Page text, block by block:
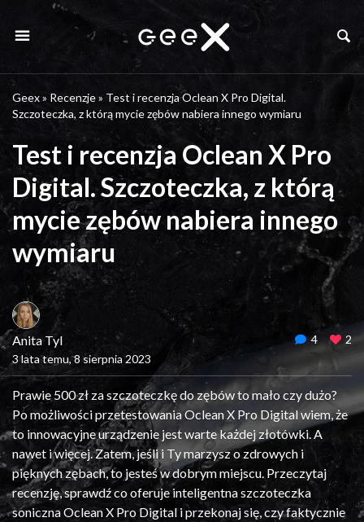
Geex» Recenzje» Test i recenzja Oclean X Pro Digital.
Szczoteczka, z którą mycie zębów nabiera innego wymiaru
Test i recenzja Oclean X Pro
Digital. Szczoteczka, z którą
mycie zębów nabiera innego
wymiaru
Anita Tyl
3 lata temu, 8 sierpnia 2023
4 2
Prawie 500 zł za szczoteczkę do zębów to mało czy dużo?
Po możliwości przetestowania Oclean X Pro Digital wiem, że
to innowacyjne urządzenie jest warte każdej złotówki. A
nawet i więcej. Zatem, jeśli i Ty marzysz o zdrowych i
pięknych zębach, to jesteś w dobrym miejscu. Przeczytaj
recenzję, sprawdź co oferuje inteligentna szczoteczka
soniczna Oclean X Pro Digital i przekonaj się, czy faktycznie